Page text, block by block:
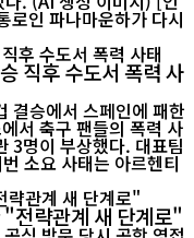
로인 파나마운하가 다시
직후 수도서 폭력 사
결승에서 스페인에 패한
서 축구 팬들의 폭력 사
3명이 부상했다. 대표팀
소요 사태는 아르헨티
전략관계 새 단계로"